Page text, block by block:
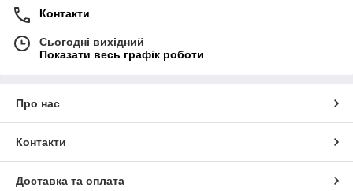
Контакти
Сьогодні вихідний
Показати весь графік роботи
Про нас
Контакти
Доставка та оплата